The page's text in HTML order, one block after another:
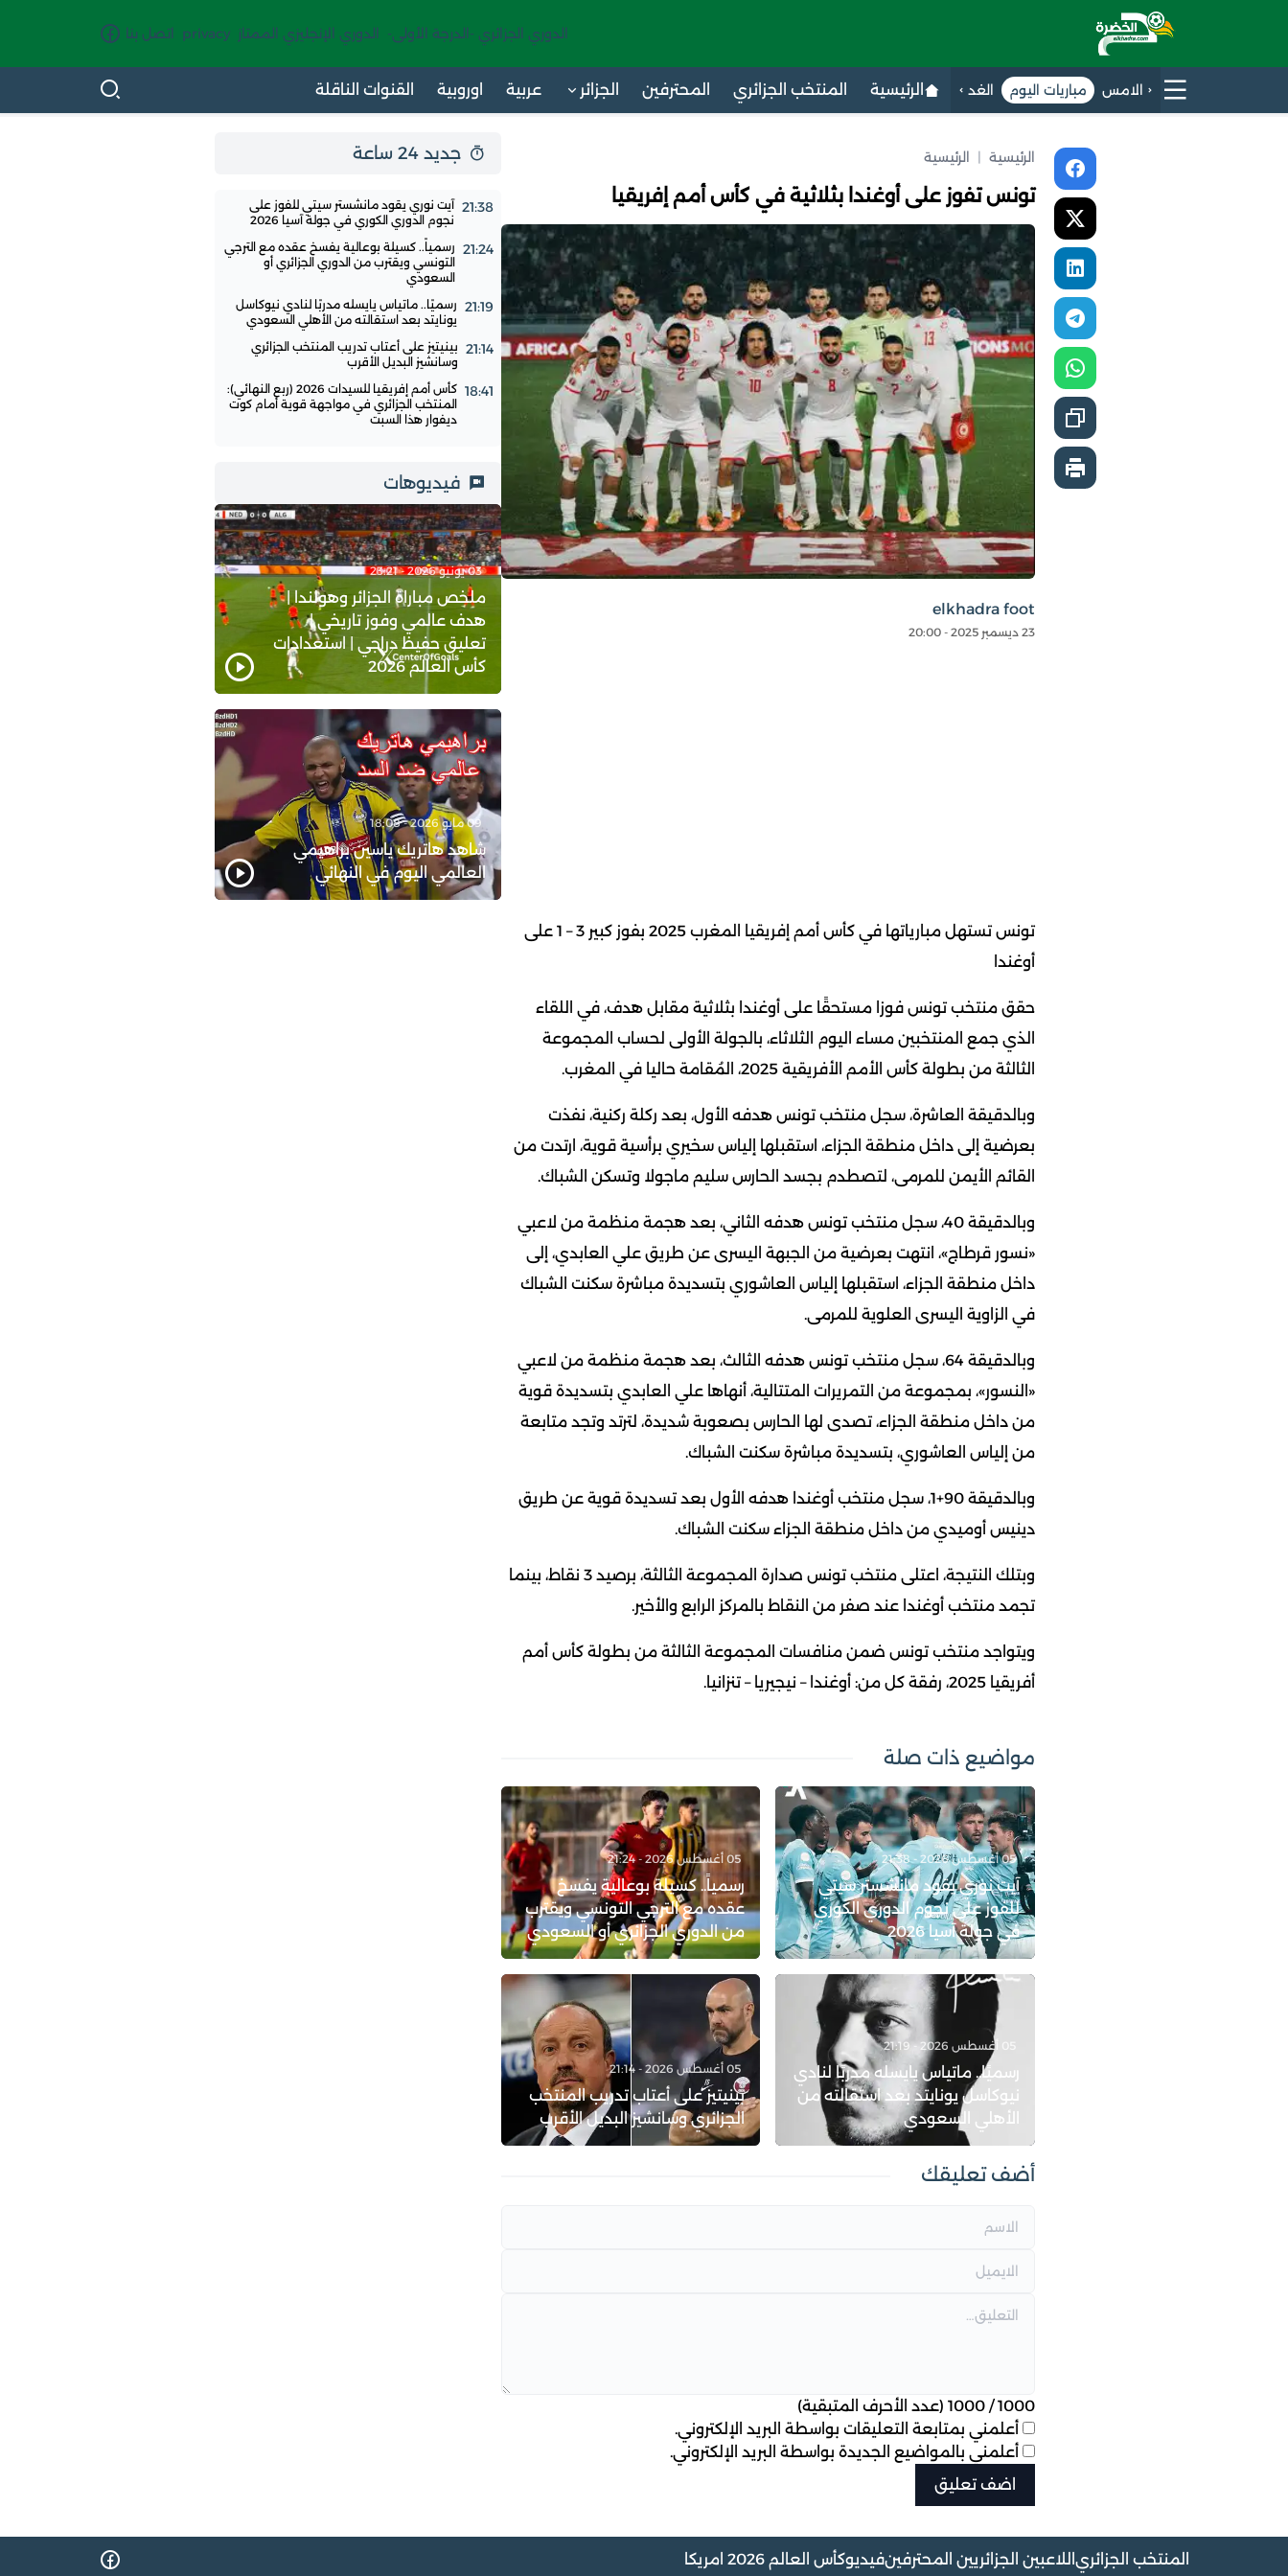
الدوري الجزائري -الدرجة الأولى- الدوري الإنجليزي الممتاز privacy اتصل بنا
الامس مباريات اليوم الغد الرئيسية المنتخب الجزائري المحترفين الجزائر عربية اوروبية القنوات الناقلة
الرئيسية | الرئيسية
تونس تفوز على أوغندا بثلاثية في كأس أمم إفريقيا
elkhadra foot
23 ديسمبر 2025 - 20:00
تونس تستهل مبارياتها في كأس أمم إفريقيا المغرب 2025 بفوز كبير 3 – 1 على
أوغندا
حقق منتخب تونس فوزا مستحقًا على أوغندا بثلاثية مقابل هدف، في اللقاء
الذي جمع المنتخبين مساء اليوم الثلاثاء، بالجولة الأولى لحساب المجموعة
الثالثة من بطولة كأس الأمم الأفريقية 2025، المُقامة حاليا في المغرب.
وبالدقيقة العاشرة، سجل منتخب تونس هدفه الأول، بعد ركلة ركنية، نفذت
بعرضية إلى داخل منطقة الجزاء، استقبلها إلياس سخيري برأسية قوية، ارتدت من
القائم الأيمن للمرمى، لتصطدم بجسد الحارس سليم ماجولا وتسكن الشباك.
وبالدقيقة 40، سجل منتخب تونس هدفه الثاني، بعد هجمة منظمة من لاعبي
«نسور قرطاج»، انتهت بعرضية من الجبهة اليسرى عن طريق علي العابدي، إلى
داخل منطقة الجزاء، استقبلها إلياس العاشوري بتسديدة مباشرة سكنت الشباك
في الزاوية اليسرى العلوية للمرمى.
وبالدقيقة 64، سجل منتخب تونس هدفه الثالث، بعد هجمة منظمة من لاعبي
«النسور»، بمجموعة من التمريرات المتتالية، أنهاها علي العابدي بتسديدة قوية
من داخل منطقة الجزاء، تصدى لها الحارس بصعوبة شديدة، لترتد وتجد متابعة
من إلياس العاشوري، بتسديدة مباشرة سكنت الشباك.
وبالدقيقة 90+1، سجل منتخب أوغندا هدفه الأول بعد تسديدة قوية عن طريق
دينيس أوميدي من داخل منطقة الجزاء سكنت الشباك.
وبتلك النتيجة، اعتلى منتخب تونس صدارة المجموعة الثالثة، برصيد 3 نقاط، بينما
تجمد منتخب أوغندا عند صفر من النقاط بالمركز الرابع والأخير.
ويتواجد منتخب تونس ضمن منافسات المجموعة الثالثة من بطولة كأس أمم
أفريقيا 2025، رفقة كل من: أوغندا – نيجيريا – تنزانيا.
مواضيع ذات صلة
05 أغسطس 2026 - 21:38
آيت نوري يقود مانشستر سيتي
للفوز على نجوم الدوري الكوري
في جولة آسيا 2026
05 أغسطس 2026 - 21:24
رسمياً.. كسيلة بوعالية يفسخ
عقده مع الترجي التونسي ويقترب
من الدوري الجزائري أو السعودي
05 أغسطس 2026 - 21:19
رسميًا.. ماتياس يايسله مدربًا لنادي
نيوكاسل يونايتد بعد استقالته من
الأهلي السعودي
05 أغسطس 2026 - 21:14
بينيتيز على أعتاب تدريب المنتخب
الجزائري وسانشيز البديل الأقرب
أضف تعليقك
1000
/
1000 (عدد الأحرف المتبقية)
أعلمني بمتابعة التعليقات بواسطة البريد الإلكتروني.
أعلمني بالمواضيع الجديدة بواسطة البريد الإلكتروني.
جديد 24 ساعة
21:38 آيت نوري يقود مانشستر سيتي للفوز على
نجوم الدوري الكوري في جولة آسيا 2026
21:24 رسمياً.. كسيلة بوعالية يفسخ عقده مع الترجي
التونسي ويقترب من الدوري الجزائري أو
السعودي
21:19 رسميًا.. ماتياس يايسله مدربًا لنادي نيوكاسل
يونايتد بعد استقالته من الأهلي السعودي
21:14 بينيتيز على أعتاب تدريب المنتخب الجزائري
وسانشيز البديل الأقرب
18:41
كأس أمم إفريقيا للسيدات 2026 (ربع النهائي):
المنتخب الجزائري في مواجهة قوية أمام كوت
ديفوار هذا السبت
فيديوهات
03 يونيو 2026 - 23:21
ملخص مباراة الجزائر وهولندا |
هدف عالمي وفوز تاريخي |
تعليق حفيظ دراجي | استعدادات
كأس العالم 2026
09 مايو 2026 - 18:08
شاهد هاتريك ياسين براهيمي
العالمي اليوم في النهائي
المنتخب الجزائري اللاعبين الجزائريين المحترفينفيديوكأس العالم 2026 امريكا